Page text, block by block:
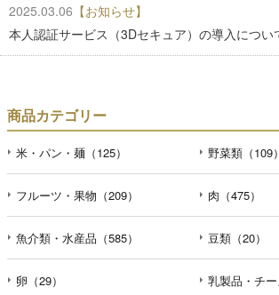
2025.03.06 【お知らせ】
本人認証サービス（3Dセキュア）の導入につい
商品カテゴリー
米・パン・麺（125） 野菜類（109）
フルーツ・果物（209） 肉（475）
魚介類・水産品（585） 豆類（20）
卵（29） 乳製品・チー